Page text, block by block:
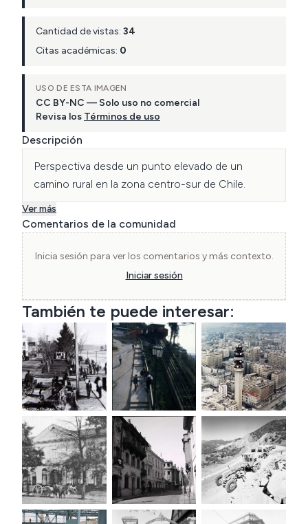
Cantidad de vistas: 34
Citas académicas: 0
USO DE ESTA IMAGEN
CC BY-NC — Solo uso no comercial
Revisa los Términos de uso
Descripción
Perspectiva desde un punto elevado de un
camino rural en la zona centro-sur de Chile.
Ver más
Comentarios de la comunidad
Inicia sesión para ver los comentarios y más contexto.
Iniciar sesión
También te puede interesar: